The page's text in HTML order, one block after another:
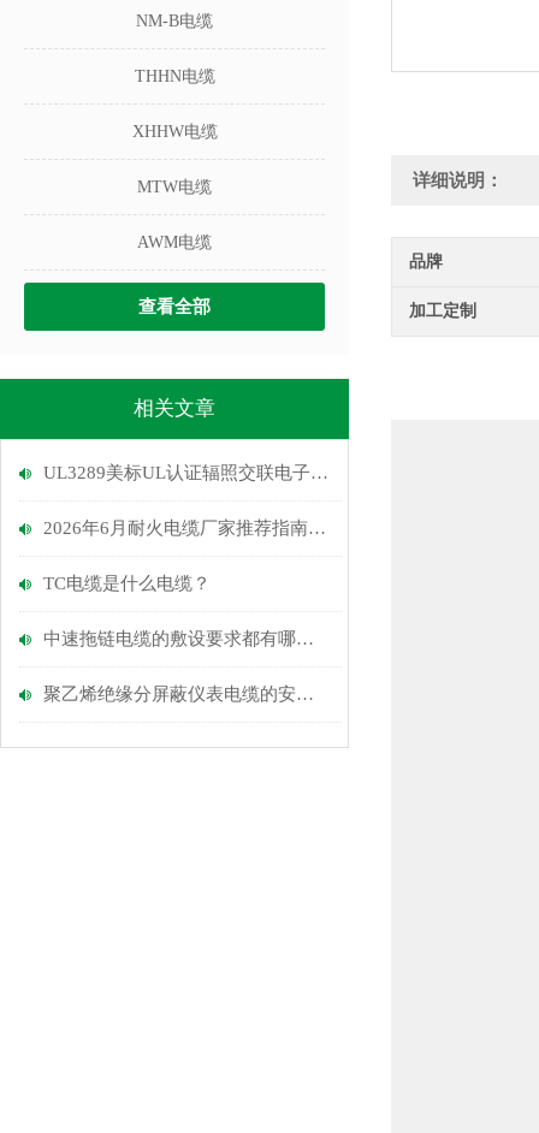
NM-B电缆
THHN电缆
XHHW电缆
MTW电缆
AWM电缆
查看全部
相关文章
UL3289美标UL认证辐照交联电子线的弯曲寿命测试与安装规范
2026年6月耐火电缆厂家推荐指南：建筑上耐火电缆，IEC电力电缆，低烟无卤电缆公司优选！
TC电缆是什么电缆？
中速拖链电缆的敷设要求都有哪些？
聚乙烯绝缘分屏蔽仪表电缆的安装和布线技巧指南
详细说明：
品牌
加工定制